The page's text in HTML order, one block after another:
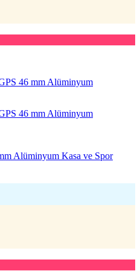
Alüminyum Kasa ve Spor